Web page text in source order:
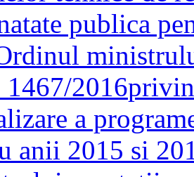
publica
2016
a
anii 2015 si